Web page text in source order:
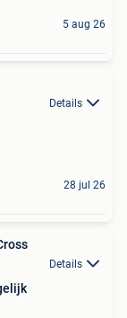
5 aug 26
Details
28 jul 26
Details